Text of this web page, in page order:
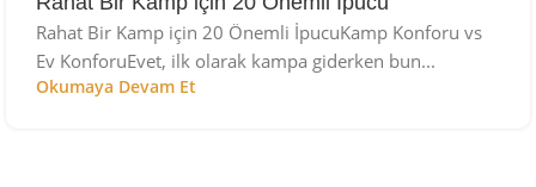
Rahat Bir Kamp için 20 Önemli İpucuKamp Konforu vs
Ev KonforuEvet, ilk olarak kampa giderken bun...
Okumaya Devam Et